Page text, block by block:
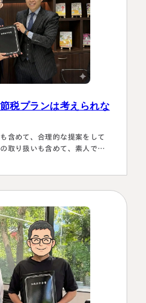
税プランは考えられな
含めて、合理的な提案をして
取り扱いも含めて、素人では